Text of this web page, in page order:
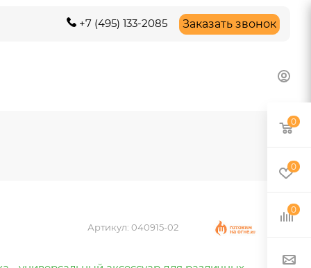
+7 (495) 133-2085 Заказать звонок
Артикул: 040915-02
0
0
0